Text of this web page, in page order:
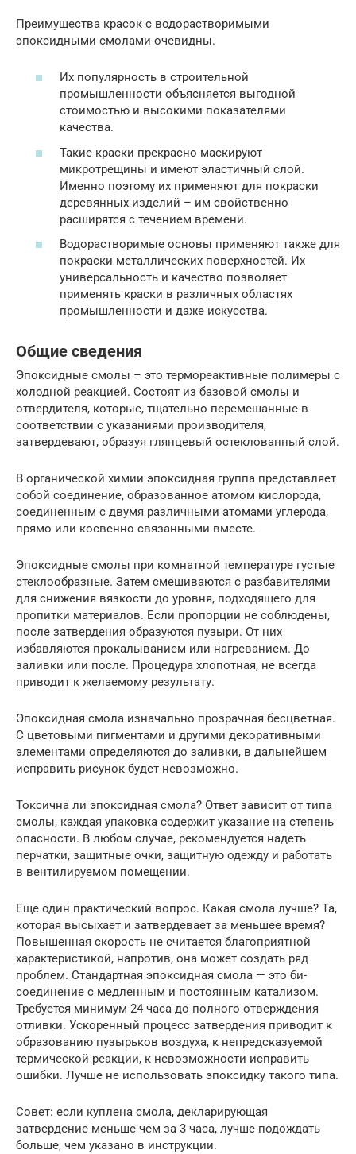
Преимущества красок с водорастворимыми
эпоксидными смолами очевидны.
Их популярность в строительной
промышленности объясняется выгодной
стоимостью и высокими показателями
качества.
Такие краски прекрасно маскируют
микротрещины и имеют эластичный слой.
Именно поэтому их применяют для покраски
деревянных изделий – им свойственно
расширятся с течением времени.
Водорастворимые основы применяют также для
покраски металлических поверхностей. Их
универсальность и качество позволяет
применять краски в различных областях
промышленности и даже искусства.
Общие сведения
Эпоксидные смолы – это термореактивные полимеры с
холодной реакцией. Состоят из базовой смолы и
отвердителя, которые, тщательно перемешанные в
соответствии с указаниями производителя,
затвердевают, образуя глянцевый остеклованный слой.
В органической химии эпоксидная группа представляет
собой соединение, образованное атомом кислорода,
соединенным с двумя различными атомами углерода,
прямо или косвенно связанными вместе.
Эпоксидные смолы при комнатной температуре густые
стеклообразные. Затем смешиваются с разбавителями
для снижения вязкости до уровня, подходящего для
пропитки материалов. Если пропорции не соблюдены,
после затвердения образуются пузыри. От них
избавляются прокалыванием или нагреванием. До
заливки или после. Процедура хлопотная, не всегда
приводит к желаемому результату.
Эпоксидная смола изначально прозрачная бесцветная.
С цветовыми пигментами и другими декоративными
элементами определяются до заливки, в дальнейшем
исправить рисунок будет невозможно.
Токсична ли эпоксидная смола? Ответ зависит от типа
смолы, каждая упаковка содержит указание на степень
опасности. В любом случае, рекомендуется надеть
перчатки, защитные очки, защитную одежду и работать
в вентилируемом помещении.
Еще один практический вопрос. Какая смола лучше? Та,
которая высыхает и затвердевает за меньшее время?
Повышенная скорость не считается благоприятной
характеристикой, напротив, она может создать ряд
проблем. Стандартная эпоксидная смола — это би-
соединение с медленным и постоянным катализом.
Требуется минимум 24 часа до полного отверждения
отливки. Ускоренный процесс затвердения приводит к
образованию пузырьков воздуха, к непредсказуемой
термической реакции, к невозможности исправить
ошибки. Лучше не использовать эпоксидку такого типа.
Совет: если куплена смола, декларирующая
затвердение меньше чем за 3 часа, лучше подождать
больше, чем указано в инструкции.